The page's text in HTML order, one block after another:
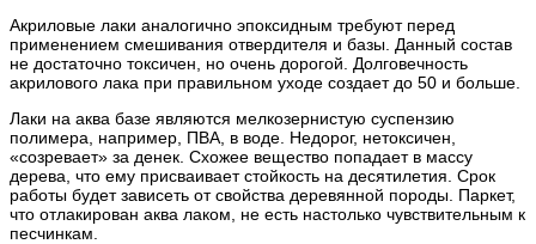
Акриловые лаки аналогично эпоксидным требуют перед
применением смешивания отвердителя и базы. Данный состав
не достаточно токсичен, но очень дорогой. Долговечность
акрилового лака при правильном уходе создает до 50 и больше.
Лаки на аква базе являются мелкозернистую суспензию
полимера, например, ПВА, в воде. Недорог, нетоксичен,
«созревает» за денек. Схожее вещество попадает в массу
дерева, что ему присваивает стойкость на десятилетия. Срок
работы будет зависеть от свойства деревянной породы. Паркет,
что отлакирован аква лаком, не есть настолько чувствительным к
песчинкам.